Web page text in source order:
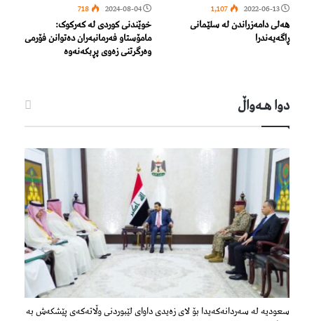
2022-06-13
1,107
هەلی دامەزراندن لە سلێمانی
ڕاگەیەندرا
2024-08-04
718
خوێندنی کوردی لە کەرکوک:
مامۆستاو فەرمانبەران دەتوانن فۆرمی
وەرگرتنی زەوی پڕبکەنەوە
دوا هـه‌واڵ
سعودیە لە سەردانەكەیدا بۆ لای زەیدی داوای لێبوردنی وڵاتەكەی پێشكەش بە